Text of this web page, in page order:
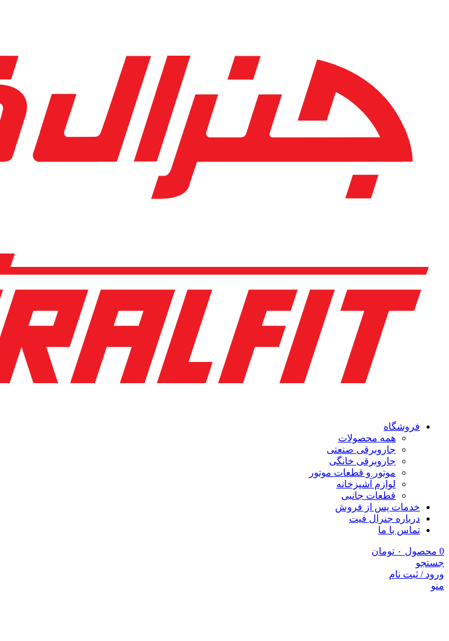
فروشگاه
همه محصولات
جاروبرقی صنعتی
جاروبرقی خانگی
موتور و قطعات موتور
لوازم آشپزخانه
قطعات جانبی
خدمات پس از فروش
درباره جنرال فیت
تماس با ما
0 محصول ۰ تومان
جستجو
ورود / ثبت نام
منو